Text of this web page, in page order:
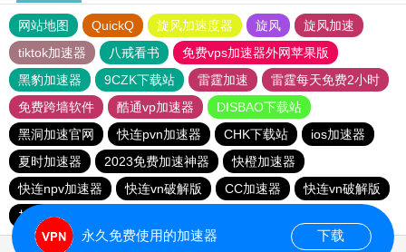
网站地图 QuickQ 旋风加速度器 旋风
旋风加速
tiktok加速器
八戒看书
免费vps加速器外网苹果版
黑豹加速器
9CZK下载站 雷霆加速
雷霆每天免费2小时
免费跨墙软件
酷通vp加速器
DISBAO下载站
黑洞加速官网
快连pvn加速器 CHK下载站
ios加速器
夏时加速器
2023免费加速神器
快橙加速器
快连npv加速器
快连vn破解版 CC加速器
快连vn破解版
加速器试用3小时
永久免费使用的加速器 下载